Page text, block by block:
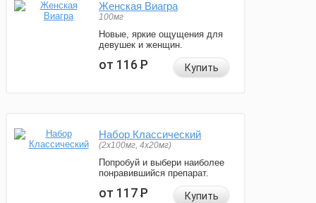
Женская Виагра
100мг
Новые, яркие ощущения для
девушек и женщин.
от 116Р Купить
Набор Классический
(2x100мг, 4x20мг)
Попробуй и выбери наиболее
понравившийся препарат.
от 117Р Купить